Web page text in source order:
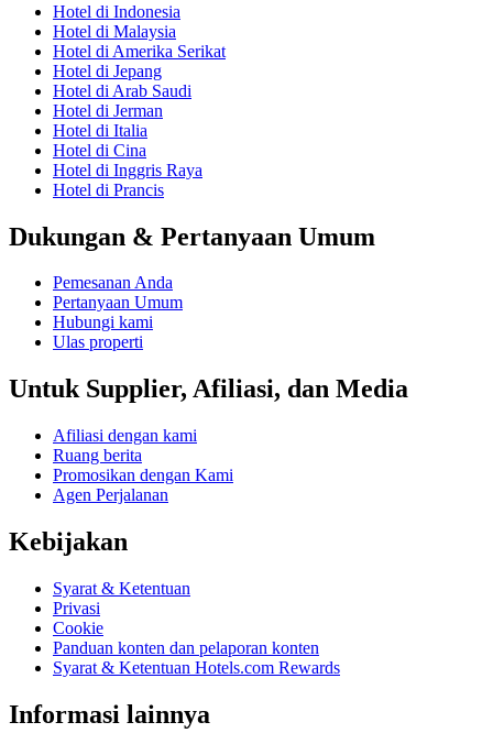
Hotel di Indonesia
Hotel di Malaysia
Hotel di Amerika Serikat
Hotel di Jepang
Hotel di Arab Saudi
Hotel di Jerman
Hotel di Italia
Hotel di Cina
Hotel di Inggris Raya
Hotel di Prancis
Dukungan & Pertanyaan Umum
Pemesanan Anda
Pertanyaan Umum
Hubungi kami
Ulas properti
Untuk Supplier, Afiliasi, dan Media
Afiliasi dengan kami
Ruang berita
Promosikan dengan Kami
Agen Perjalanan
Kebijakan
Syarat & Ketentuan
Privasi
Cookie
Panduan konten dan pelaporan konten
Syarat & Ketentuan Hotels.com Rewards
Informasi lainnya